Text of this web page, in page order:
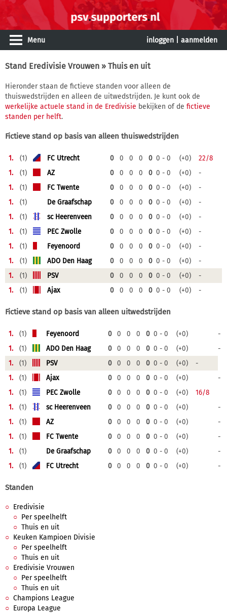
Menu inloggen aanmelden
Stand Eredivisie Vrouwen » Thuis en uit
Hieronder staan de fictieve standen voor alleen de
thuiswedstrijden en alleen de uitwedstrijden. Je kunt ook de
werkelijke actuele stand in de Eredivisie bekijken of de fictieve
standen per helft.
Fictieve stand op basis van alleen thuiswedstrijden
1. (1) FC Utrecht 0 0 0 0 0 0 - 0 (+0)
22/8
1.
(1) AZ 0 0 0 0 0 0 - 0 (+0)
-
1.
(1) FC Twente 0 0 0 0 0 0 - 0 (+0)
-
1.
(1) De Graafschap 0 0 0 0 0 0 - 0 (+0)
-
1.
(1) sc Heerenveen 0 0 0 0 0 0 - 0 (+0)
-
1.
(1) PEC Zwolle 0 0 0 0 0 0 - 0 (+0)
-
1.
(1) Feyenoord 0 0 0 0 0 0 - 0 (+0)
-
1.
(1) ADO Den Haag 0 0 0 0 0 0 - 0 (+0)
-
1.
(1) PSV 0 0 0 0 0 0 - 0 (+0)
-
1.
(1) Ajax 0 0 0 0 0 0 - 0 (+0) -
Fictieve stand op basis van alleen uitwedstrijden
1. (1) Feyenoord 0 0 0 0 0 0 - 0 (+0)
-
1.
(1) ADO Den Haag 0 0 0 0 0 0 - 0 (+0)
-
1.
(1) PSV 0 0 0 0 0 0 - 0 (+0)
-
1.
(1) Ajax 0 0 0 0 0 0 - 0 (+0)
-
1.
(1) PEC Zwolle 0 0 0 0 0 0 - 0 (+0)
16/8
1.
(1) sc Heerenveen 0 0 0 0 0 0 - 0 (+0)
-
1.
(1) AZ 0 0 0 0 0 0 - 0 (+0)
-
1.
(1) FC Twente 0 0 0 0 0 0 - 0 (+0)
-
1.
(1) De Graafschap 0 0 0 0 0 0 - 0 (+0)
-
1.
(1) FC Utrecht 0 0 0 0 0 0 - 0 (+0) -
Standen
Eredivisie
Per speelhelft
Thuis en uit
Keuken Kampioen Divisie
Per speelhelft
Thuis en uit
Eredivisie Vrouwen
Per speelhelft
Thuis en uit
Champions League
Europa League